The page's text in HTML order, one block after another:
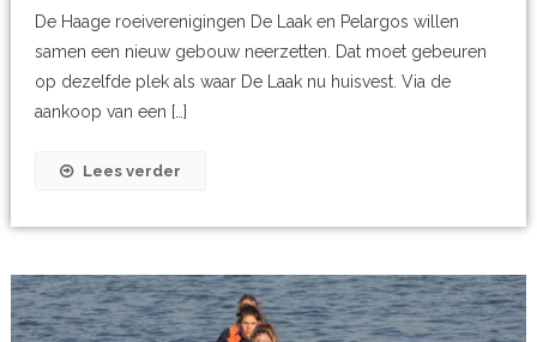
De Haage roeiverenigingen De Laak en Pelargos willen
samen een nieuw gebouw neerzetten. Dat moet gebeuren
op dezelfde plek als waar De Laak nu huisvest. Via de
aankoop van een […]
Lees verder